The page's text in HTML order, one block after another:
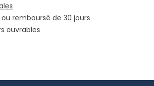
remboursé de 30 jours
ouvrables